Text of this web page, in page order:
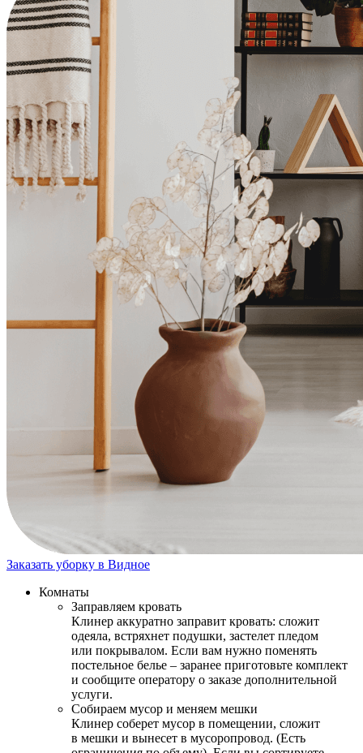
Заказать уборку в Видное
Комнаты
Заправляем кровать
Клинер аккуратно заправит кровать: сложит
одеяла, встряхнет подушки, застелет пледом
или покрывалом. Если вам нужно поменять
постельное белье – заранее приготовьте комплект
и сообщите оператору о заказе дополнительной
услуги.
Собираем мусор и меняем мешки
Клинер соберет мусор в помещении, сложит
в мешки и вынесет в мусоропровод. (Есть